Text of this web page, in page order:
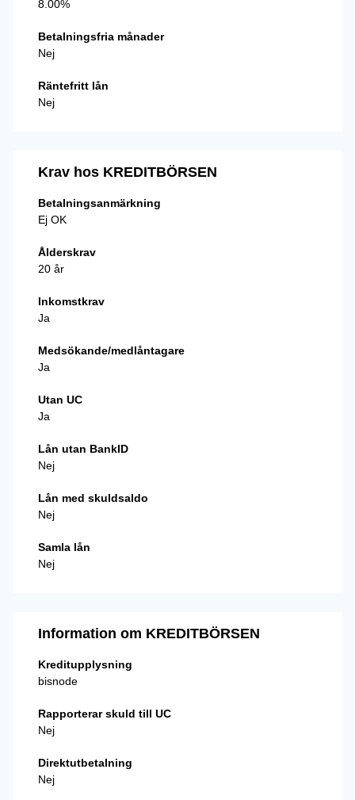
8.00%
Betalningsfria månader
Nej
Räntefritt lån
Nej
Krav hos KREDITBÖRSEN
Betalningsanmärkning
Ej OK
Ålderskrav
20 år
Inkomstkrav
Ja
Medsökande/medlåntagare
Ja
Utan UC
Ja
Lån utan BankID
Nej
Lån med skuldsaldo
Nej
Samla lån
Nej
Information om KREDITBÖRSEN
Kreditupplysning
bisnode
Rapporterar skuld till UC
Nej
Direktutbetalning
Nej